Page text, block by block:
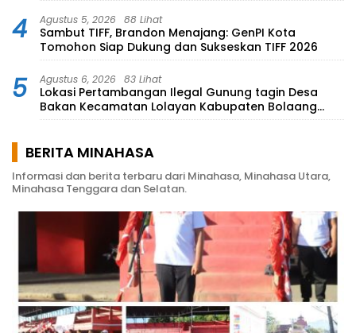
4 Agustus 5, 2026 88 Lihat
Sambut TIFF, Brandon Menajang: ​GenPI Kota
Tomohon Siap Dukung dan Sukseskan TIFF 2026
5 Agustus 6, 2026 83 Lihat
Lokasi Pertambangan Ilegal Gunung tagin Desa
Bakan Kecamatan Lolayan Kabupaten Bolaang
Mongondow di perkebunan Lolotut Target
BERITA MINAHASA
Informasi dan berita terbaru dari Minahasa, Minahasa Utara,
Minahasa Tenggara dan Selatan.